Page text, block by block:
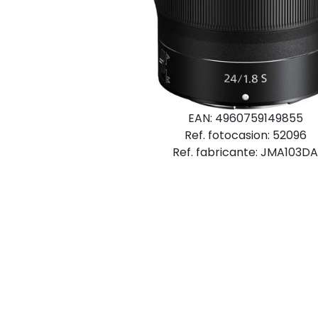
EAN: 4960759149855
Ref. fotocasion: 52096
Ref. fabricante: JMA103DA